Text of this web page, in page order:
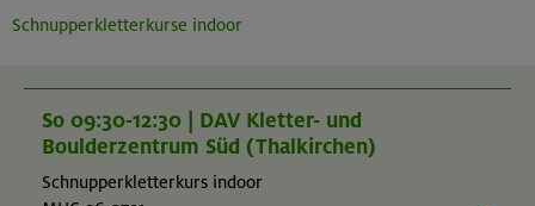
Eseliges Berg-Abenteuer
Bayerische Voralpen (Schlierseer Berge)
Schnupperkletterkurse indoor
So 09:30-12:30 | DAV Kletter- und
Boulderzentrum Süd (Thalkirchen)
Schnupperkletterkurs indoor